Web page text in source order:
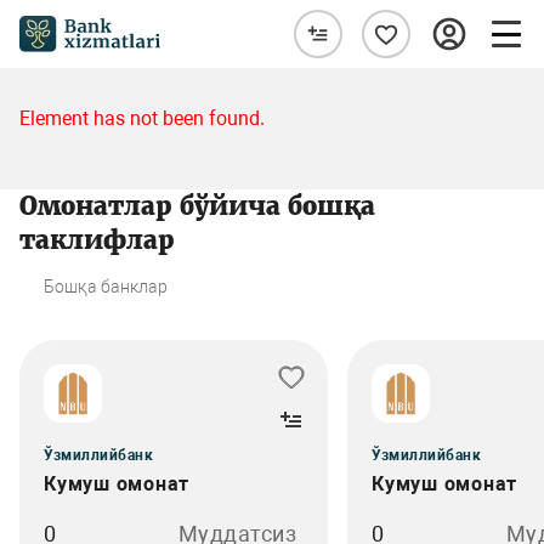
Element has not been found.
Омонатлар бўйича бошқа
таклифлар
Бошқа банклар
Ўзмиллийбанк
Кумуш омонат
0 Муддатсиз
Ўзмиллийбанк
Кумуш омонат
0